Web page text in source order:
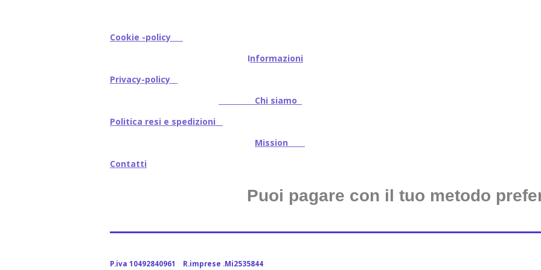
Cookie -policy
Informazioni
Privacy-policy
Chi siamo
Politica resi e spedizioni
Mission
Contatti
Puoi pagare con il tuo metodo
P.iva 10492840961 R.imprese .Mi2535844